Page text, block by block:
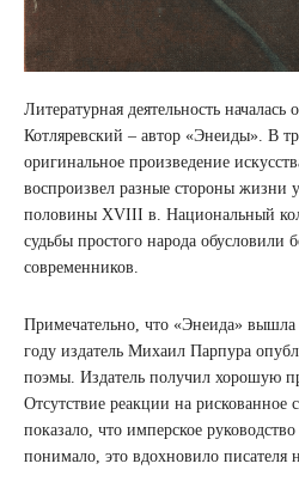
Литературная деятельность началась
Котляревский – автор «Энеиды». В
оригинальное произведение
воспроизвел разные стороны жизни
половины XVIII в. Национальный
судьбы простого народа
современников.
Примечательно, что «Энеида» вышла
году издатель Михаил Парпура
поэмы. Издатель получил хорошую
Отсутствие реакции на рискованное
показало, что имперское
понимало, это вдохновило писателя